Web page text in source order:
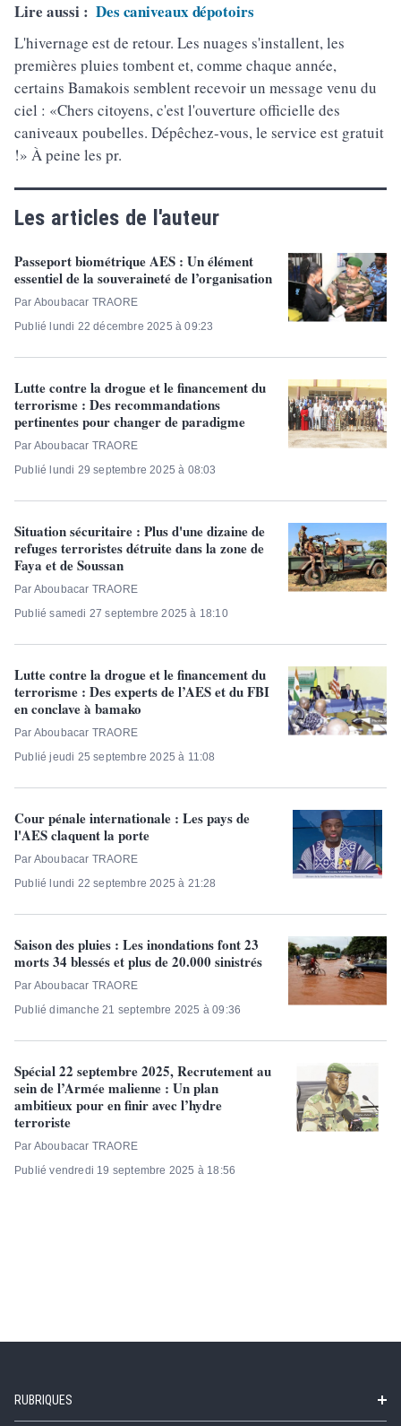
Lire aussi : Des caniveaux dépotoirs
L'hivernage est de retour. Les nuages s'installent, les
premières pluies tombent et, comme chaque année,
certains Bamakois semblent recevoir un message venu du
ciel : «Chers citoyens, c'est l'ouverture officielle des
caniveaux poubelles. Dépêchez-vous, le service est gratuit
!» À peine les pr.
Les articles de l'auteur
Passeport biométrique AES : Un élément
essentiel de la souveraineté de l’organisation
Par Aboubacar TRAORE
Publié lundi 22 décembre 2025 à 09:23
Lutte contre la drogue et le financement du
terrorisme : Des recommandations
pertinentes pour changer de paradigme
Par Aboubacar TRAORE
Publié lundi 29 septembre 2025 à 08:03
Situation sécuritaire : Plus d'une dizaine de
refuges terroristes détruite dans la zone de
Faya et de Soussan
Par Aboubacar TRAORE
Publié samedi 27 septembre 2025 à 18:10
Lutte contre la drogue et le financement du
terrorisme : Des experts de l’AES et du FBI
en conclave à bamako
Par Aboubacar TRAORE
Publié jeudi 25 septembre 2025 à 11:08
Cour pénale internationale : Les pays de
l'AES claquent la porte
Par Aboubacar TRAORE
Publié lundi 22 septembre 2025 à 21:28
Saison des pluies : Les inondations font 23
morts 34 blessés et plus de 20.000 sinistrés
Par Aboubacar TRAORE
Publié dimanche 21 septembre 2025 à 09:36
Spécial 22 septembre 2025, Recrutement au
sein de l’Armée malienne : Un plan
ambitieux pour en finir avec l’hydre
terroriste
Par Aboubacar TRAORE
Publié vendredi 19 septembre 2025 à 18:56
RUBRIQUES